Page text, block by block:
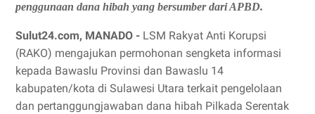
penggunaan dana hibah yang bersumber dari APBD.
Sulut24.com, MANADO - LSM Rakyat Anti Korupsi
(RAKO) mengajukan permohonan sengketa informasi
kepada Bawaslu Provinsi dan Bawaslu 14
kabupaten/kota di Sulawesi Utara terkait pengelolaan
dan pertanggungjawaban dana hibah Pilkada Serentak